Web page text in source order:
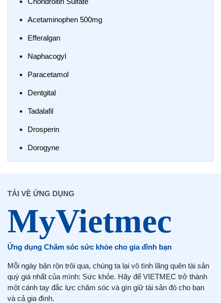
Acetaminophen 500mg
Efferalgan
Naphacogyl
Paracetamol
Dentgital
Tadalafil
Drosperin
Dorogyne
TẢI VỀ ỨNG DỤNG
Ứng dụng Chăm sóc sức khỏe cho gia đình bạn
Mỗi ngày bận rộn trôi qua, chúng ta lại vô tình lãng quên tài sản
quý giá nhất của mình: Sức khỏe. Hãy để VIETMEC trở thành
một cánh tay đắc lực chăm sóc và gìn giữ tài sản đó cho bạn
và cả gia đình.